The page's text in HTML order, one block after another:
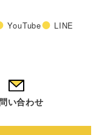
YouTube LINE
い合わせ